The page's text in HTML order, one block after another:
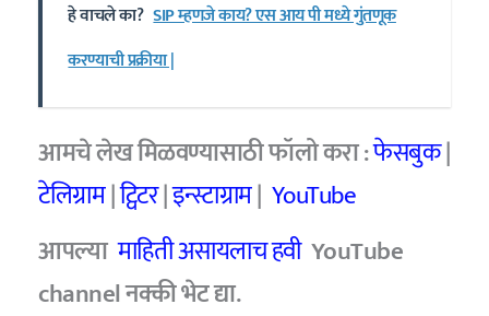
हे वाचले का? SIP म्हणजे काय? एस आय पी मध्ये गुंतणूक
करण्याची प्रक्रीया |
आमचेलेख मिळवण्यासाठी फॉलो करा :फेसबुक|
टेलिग्राम|ट्विटर|इन्स्टाग्राम| YouTube
आपल्या माहिती असायलाच हवी YouTube
channelनक्की भेट द्या.